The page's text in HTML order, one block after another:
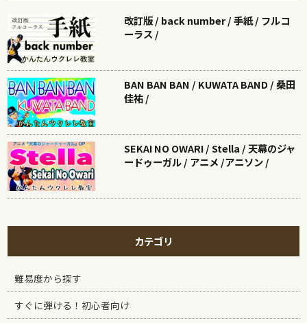
改訂版 / back number / 手紙 / フルコ
ーラス /
BAN BAN BAN / KUWATA BAND / 桑田
佳祐 /
SEKAI NO OWARI / Stella / 天幕のジャ
ードゥーガル / アニメ /アニソン /
カテゴリ
難易度から探す
すぐに弾ける！初心者向け